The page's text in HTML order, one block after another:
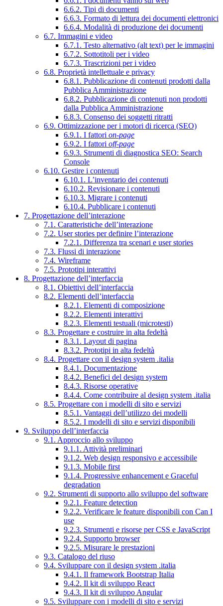
6.6.2. Tipi di documenti
6.6.3. Formato di lettura dei documenti elettronici
6.6.4. Modalità di produzione dei documenti
6.7. Immagini e video
6.7.1. Testo alternativo (alt text) per le immagini
6.7.2. Sottotitoli per i video
6.7.3. Trascrizioni per i video
6.8. Proprietà intellettuale e privacy
6.8.1. Pubblicazione di contenuti prodotti dalla
Pubblica Amministrazione
6.8.2. Pubblicazione di contenuti non prodotti
dalla Pubblica Amministrazione
6.8.3. Consenso dei soggetti ritratti
6.9. Ottimizzazione per i motori di ricerca (SEO)
6.9.1. I fattori on-page
6.9.2. I fattori off-page
6.9.3. Strumenti di diagnostica SEO: Search
Console
6.10. Gestire i contenuti
6.10.1. L’inventario dei contenuti
6.10.2. Revisionare i contenuti
6.10.3. Migrare i contenuti
6.10.4. Pubblicare i contenuti
7. Progettazione dell’interazione
7.1. Caratteristiche dell’interazione
7.2. User stories per definire l’interazione
7.2.1. Differenza tra scenari e user stories
7.3. Flussi di interazione
7.4. Wireframe
7.5. Prototipi interattivi
8. Progettazione dell’interfaccia
8.1. Obiettivi dell’interfaccia
8.2. Elementi dell’interfaccia
8.2.1. Elementi di composizione
8.2.2. Elementi interattivi
8.2.3. Elementi testuali (microtesti)
8.3. Progettare e costruire in alta fedeltà
8.3.1. Layout di pagina
8.3.2. Prototipi in alta fedeltà
8.4. Progettare con il design system .italia
8.4.1. Documentazione
8.4.2. Benefici del design system
8.4.3. Risorse operative
8.4.4. Come contribuire al design system .italia
8.5. Progettare con i modelli di sito e servizi
8.5.1. Vantaggi dell’utilizzo dei modelli
8.5.2. I modelli di sito e servizi disponibili
9. Sviluppo dell’interfaccia
9.1. Approccio allo sviluppo
9.1.1. Attività preliminari
9.1.2. Web design responsivo e accessibile
9.1.3. Mobile first
9.1.4. Progressive enhancement e Graceful
degradation
9.2. Strumenti di supporto allo sviluppo del software
9.2.1. Feature detection
9.2.2. Verificare le feature disponibili con Can I
use
9.2.3. Strumenti e risorse per CSS e JavaScript
9.2.4. Supporto browser
9.2.5. Misurare le prestazioni
9.3. Catalogo del riuso
9.4. Sviluppare con il design system .italia
9.4.1. Il framework Bootstrap Italia
9.4.2. Il kit di sviluppo React
9.4.3. Il kit di sviluppo Angular
9.5. Sviluppare con i modelli di sito e servizi